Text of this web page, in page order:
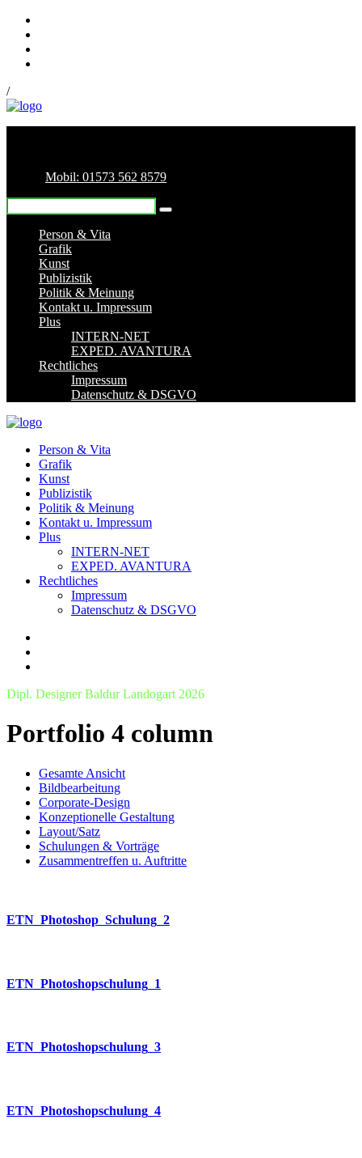
/
Mobil: 01573 562 8579
Person & Vita
Grafik
Kunst
Publizistik
Politik & Meinung
Kontakt u. Impressum
Plus
INTERN-NET
EXPED. AVANTURA
Rechtliches
Impressum
Datenschutz & DSGVO
Person & Vita
Grafik
Kunst
Publizistik
Politik & Meinung
Kontakt u. Impressum
Plus
INTERN-NET
EXPED. AVANTURA
Rechtliches
Impressum
Datenschutz & DSGVO
Dipl. Designer Baldur Landogart 2026
Portfolio 4 column
Gesamte Ansicht
Bildbearbeitung
Corporate-Design
Konzeptionelle Gestaltung
Layout/Satz
Schulungen & Vorträge
Zusammentreffen u. Auftritte
ETN_Photoshop_Schulung_2
ETN_Photoshopschulung_1
ETN_Photoshopschulung_3
ETN_Photoshopschulung_4